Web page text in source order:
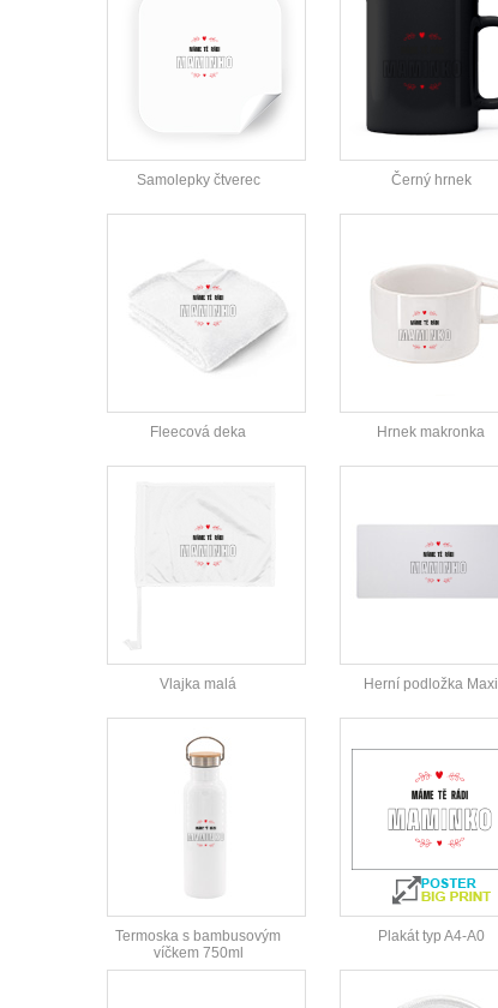
Samolepky čtverec Černý hrnek
Fleecová deka Hrnek makronka
Vlajka malá Herní podložka Maxi
Termoska s bambusovým
víčkem 750ml
Plakát typ A4-A0